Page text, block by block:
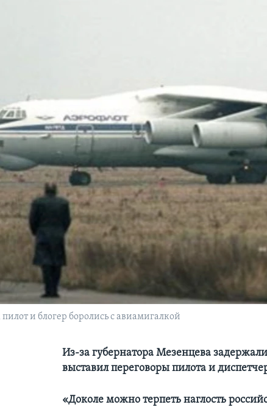
и блогер боролись с авиамигалкой
Из-за губернатора Мезенцева
выставил переговоры пилота и
«Доколе можно терпеть наглость